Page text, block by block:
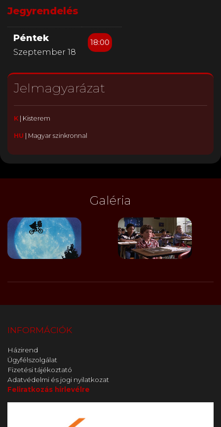
Jegyrendelés
Péntek
Szeptember 18
18:00
Jelmagyarázat
K| Kisterem
HU Magyar szinkronnal
Galéria
INFORMÁCIÓK
Házirend
Ügyfélszolgálat
Fizetési tájékoztató
Adatvédelmi és jogi nyilatkozat
Feliratkozás hírlevélre